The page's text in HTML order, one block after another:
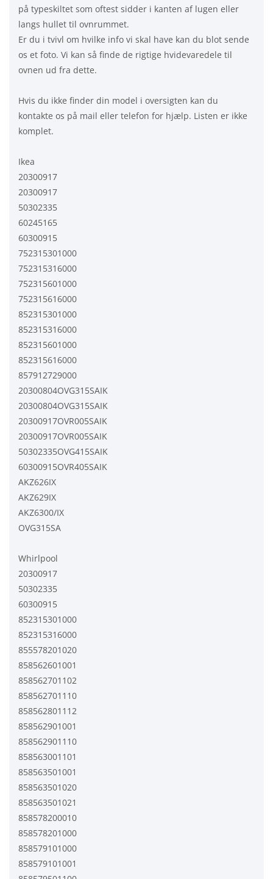
på typeskiltet som oftest sidder i kanten af lugen eller
langs hullet til ovnrummet.
Er du i tvivl om hvilke info vi skal have kan du blot sende
os et foto. Vi kan så finde de rigtige hvidevaredele til
ovnen ud fra dette.
Hvis du ikke finder din model i oversigten kan du
kontakte os på mail eller telefon for hjælp. Listen er ikke
komplet.
Ikea
20300917
20300917
50302335
60245165
60300915
752315301000
752315316000
752315601000
752315616000
852315301000
852315316000
852315601000
852315616000
857912729000
20300804OVG315SAIK
20300804OVG315SAIK
20300917OVR005SAIK
20300917OVR005SAIK
50302335OVG415SAIK
60300915OVR405SAIK
AKZ626IX
AKZ629IX
AKZ6300/IX
OVG315SA
Whirlpool
20300917
50302335
60300915
852315301000
852315316000
855578201020
858562601001
858562701102
858562701110
858562801112
858562901001
858562901110
858563001101
858563501001
858563501020
858563501021
858578200010
858578201000
858579101000
858579101001